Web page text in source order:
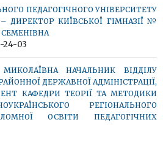
ПЕДАГОГІЧНОГО УНІВЕРСИТЕТУ
ДИРЕКТОР КИЇВСЬКОЇ ГІМНАЗІЇ №
СЕМЕНІВНА
24-03
НАЧАЛЬНИК ВІДДІЛУ
ДЕРЖАВНОЇ АДМІНІСТРАЦІЇ,
КАФЕДРИ ТЕОРІЇ ТА МЕТОДИКИ
РЕГІОНАЛЬНОГО
ОСВІТИ ПЕДАГОГІЧНИХ